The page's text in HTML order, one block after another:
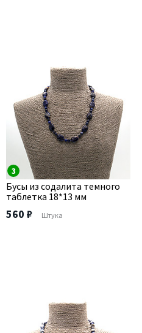
3
Бусы из содалита темного
таблетка 18*13 мм
560 ₽ Штука